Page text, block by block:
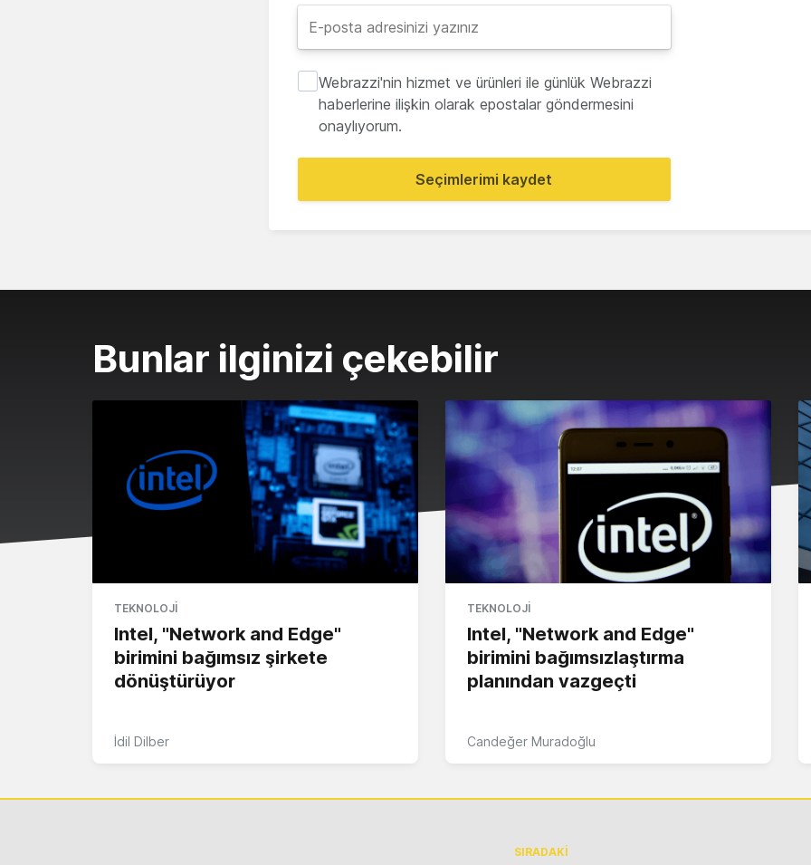
Webrazzi'nin hizmet ve ürünleri ile günlük Webrazzi
haberlerine ilişkin olarak epostalar göndermesini
onaylıyorum.
Seçimlerimi kaydet
Bunlar ilginizi çekebilir
TEKNOLOJI
Intel, "Network and Edge"
birimini bağımsız şirkete
dönüştürüyor
İdil Dilber
TEKNOLOJI
Intel, "Network and Edge"
birimini bağımsızlaştırma
planından vazgeçti
Candeğer Muradoğlu
SIRADAKİ